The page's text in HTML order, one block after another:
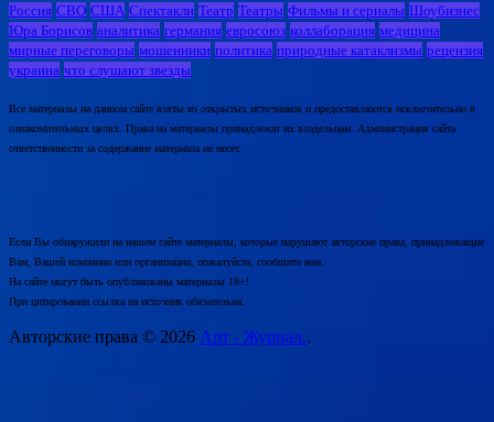
Россия СВО США Спектакли Театр Театры Фильмы и сериалы Шоубизнес
Юра Борисов аналитика германия евросоюз коллаборация медицина
мирные переговоры мошенники политика природные катаклизмы рецензия
украина что слушают звезды
Все материалы на данном сайте взяты из открытых источников и предоставляются исключительно в
ознакомительных целях. Права на материалы принадлежат их владельцам. Администрация сайта
ответственности за содержание материала не несет.
Если Вы обнаружили на нашем сайте материалы, которые нарушают авторские права, принадлежащие
Вам, Вашей компании или организации, пожалуйста, сообщите нам.
На сайте могут быть опубликованы материалы 18+!
При цитировании ссылка на источник обязательна.
Авторские права © 2026 Арт - Журнал..